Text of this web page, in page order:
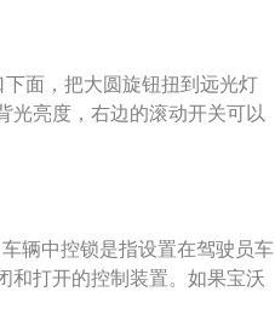
律闪烁的灯光，提示其他车
为远光灯档位，向后拉为单
能用于夜间行驶照明，近光
高速公路等郊外的道路；2、
醒其他车辆和行人看到自己，
开启示宽灯，以增加行驶安
人注意安全的；4、转向灯
要转向用的，一般转弯、并
黄色且规律闪烁的灯光，提示
面，把大圆旋钮扭到远光灯
光亮度，右边的滚动开关可以
沃bx5的灯光控制面板，总共
到auto模式时则是自动模
是示宽灯和大灯。2、远光灯
等待会车结束后再开启远光
造成意外，这也是文明开车的
辆中控锁是指设置在驾驶员车
和打开的控制装置。如果宝沃
的开关按钮，其他三个车门的